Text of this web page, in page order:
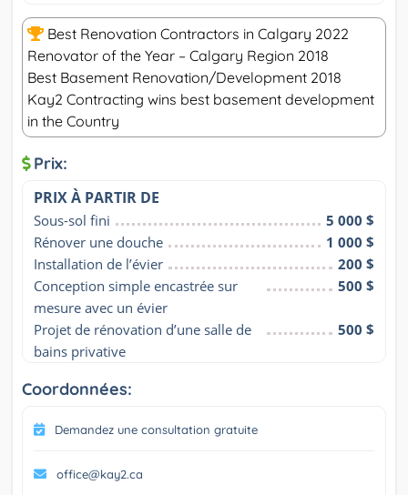
Best Renovation Contractors in Calgary 2022
Renovator of the Year – Calgary Region 2018
Best Basement Renovation/Development 2018
Kay2 Contracting wins best basement development
in the Country
Prix:
PRIX À PARTIR DE
Sous-sol fini
5 000 $
Rénover une douche
1 000 $
Installation de l’évier
200 $
Conception simple encastrée sur
mesure avec un évier
500 $
Projet de rénovation d’une salle de
bains privative
500 $
Coordonnées:
Demandez une consultation gratuite
office@kay2.ca